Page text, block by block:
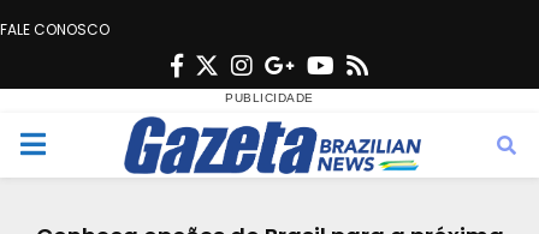
FALE CONOSCO
F
c
e
T
w
i
t
n
s
t
G
o
o
g
Y
u
t
s
M